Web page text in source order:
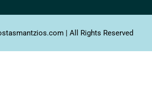
| All Rights Reserved